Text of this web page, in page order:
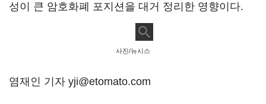
성이 큰 암호화폐 포지션을 대거 정리한 영향이다.
사진/뉴시스
염재인 기자 yji@etomato.com